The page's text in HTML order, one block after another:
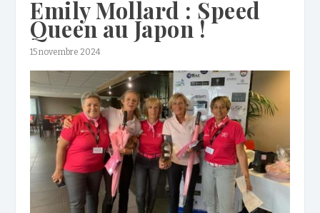
Emily Mollard : Speed
Queen au Japon !
15 novembre 2024